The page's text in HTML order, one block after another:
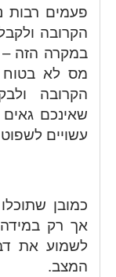
פעמים רבות
הקרובה
במקרה הזה –
מס לא בטוח
הקרובה
שאינכם
עשויים
כמובן
אך רק במידה
לשמוע את
המצב.